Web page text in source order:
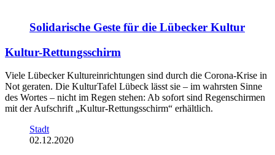
Solidarische Geste für die Lübecker Kultur
Kultur-Rettungsschirm
Viele Lübecker Kultureinrichtungen sind durch die Corona-Krise in
Not geraten. Die KulturTafel Lübeck lässt sie – im wahrsten Sinne
des Wortes – nicht im Regen stehen: Ab sofort sind Regenschirmen
mit der Aufschrift „Kultur-Rettungsschirm“ erhältlich.
Stadt
02.12.2020